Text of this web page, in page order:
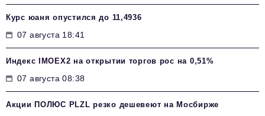
Курс юаня опустился до 11,4936
07 августа 18:41
Индекс IMOEX2 на открытии торгов рос на 0,51%
07 августа 08:38
Акции ПОЛЮС PLZL резко дешевеют на Мосбирже